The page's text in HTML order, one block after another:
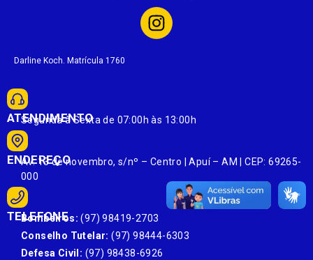
Darline Koch. Matrícula 1760
ATENDIMENTO
Segunda à Sexta de 07:00h às 13:00h
ENDEREÇO
Av. 13 de novembro, s/nº – Centro | Apuí – AM | CEP: 69265-
000
TELEFONE
Bombeiros: (97) 98419-2703
Conselho Tutelar: (97) 98444-6303
Defesa Civil: (97) 98438-6926